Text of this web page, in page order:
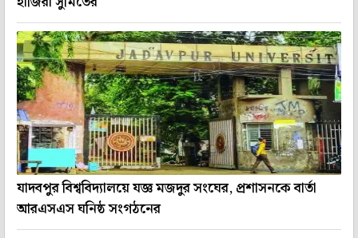
যাদবপুর বিশ্ববিদ্যালয়ে যজ্ঞ মজদুর সংঘের, প্রশাসনকে বার্তা
আরএসএস ঘনিষ্ঠ সংগঠনের